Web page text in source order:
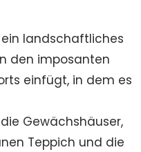
landschaftliches
den imposanten
einfügt, in dem es
Gewächshäuser,
Teppich und die